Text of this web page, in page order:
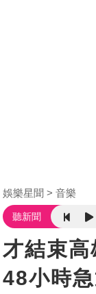
娛樂星聞 音樂
聽新聞
才結束
48小時